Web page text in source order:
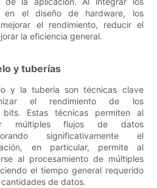
en el diseño de hardware, los
el rendimiento, reducir el
la eficiencia general.
y tuberías
y la tubería son técnicas clave
el rendimiento de los
Estas técnicas permiten al
múltiples flujos de datos
significativamente el
en particular, permite al
al procesamiento de múltiples
el tiempo general requerido
de datos.